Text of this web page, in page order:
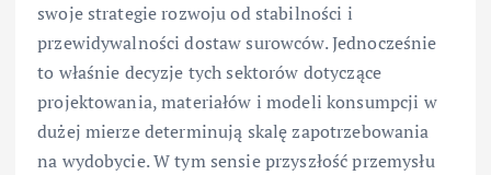
swoje strategie rozwoju od stabilności i
przewidywalności dostaw surowców. Jednocześnie
to właśnie decyzje tych sektorów dotyczące
projektowania, materiałów i modeli konsumpcji w
dużej mierze determinują skalę zapotrzebowania
na wydobycie. W tym sensie przyszłość przemysłu